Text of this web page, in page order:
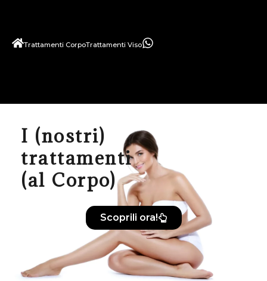
Trattamenti CorpoTrattamenti Viso
I (nostri)
trattamenti
(al Corpo)
Scoprili ora!